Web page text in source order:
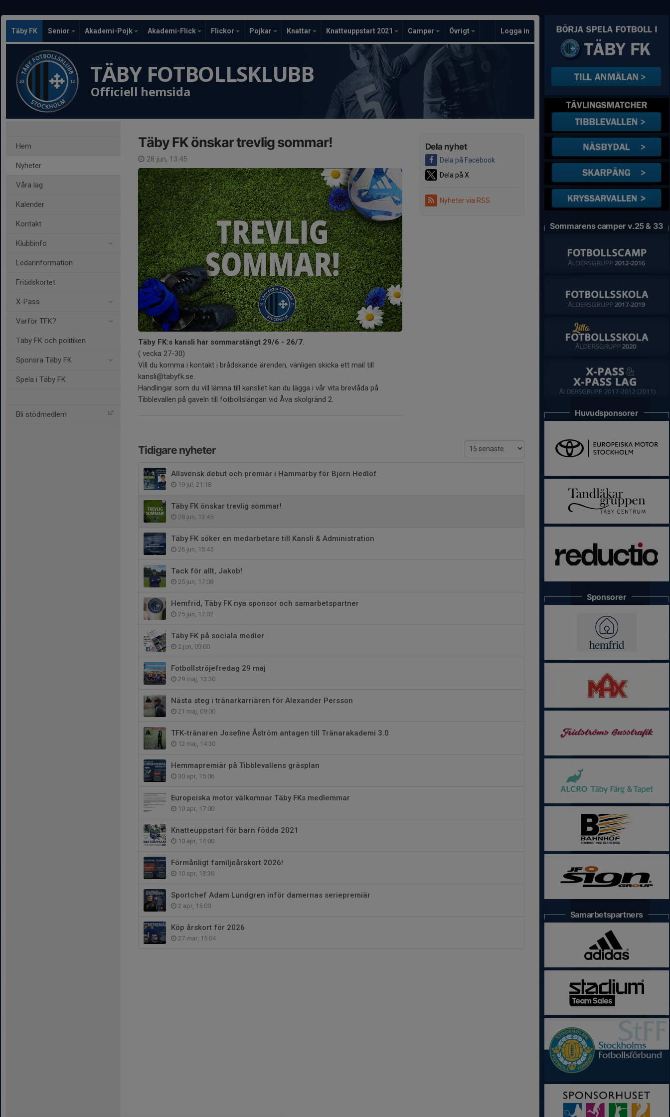
Täby FK Senior Akademi-Pojk Akademi-Flick Flickor Pojkar Knattar Knatteuppstart 2021 Camper Övrigt Logga in
TÄBY FOTBOLLSKLUBB
Officiell hemsida
Hem
Nyheter
Våra lag
Kalender
Kontakt
Klubbinfo
Ledarinformation
Fritidskortet
X-Pass
Varför TFK?
Täby FK och politiken
Sponsra Täby FK
Spela i Täby FK
Bli stödmedlem
Dela nyhet
Dela på Facebook
Dela på X
Nyheter via RSS
Täby FK önskar trevlig sommar!
28 jun, 13:45
Täby FK:s kansli har sommarstängt 29/6 - 26/7.
( vecka 27-30)
Vill du komma i kontakt i brådskande ärenden, vänligen skicka ett mail till
kansli@tabyfk.se.
Handlingar som du vill lämna till kansliet kan du lägga i vår vita brevlåda på
Tibblevallen på gaveln till fotbollslängan vid Åva skolgränd 2.
Tidigare nyheter
Allsvensk debut och premiär i Hammarby för Björn Hedlöf
19 jul, 21:18
Täby FK önskar trevlig sommar!
28 jun, 13:45
Täby FK söker en medarbetare till Kansli & Administration
26 jun, 15:45
Tack för allt, Jakob!
25 jun, 17:08
Hemfrid, Täby FK nya sponsor och samarbetspartner
25 jun, 17:02
Täby FK på sociala medier
2 jun, 09:00
Fotbollströjefredag 29 maj
29 maj, 13:30
Nästa steg i tränarkarriären för Alexander Persson
21 maj, 09:00
TFK-tränaren Josefine Åström antagen till Tränarakademi 3.0
12 maj, 14:30
Hemmapremiär på Tibblevallens gräsplan
30 apr, 15:06
Europeiska motor välkomnar Täby FKs medlemmar
10 apr, 17:00
Knatteuppstart för barn födda 2021
10 apr, 14:00
Förmånligt familjeårskort 2026!
10 apr, 13:30
Sportchef Adam Lundgren inför damernas seriepremiär
2 apr, 15:00
Köp årskort för 2026
27 mar, 15:04
Sommarens camper v.25 & 33
Huvudsponsorer
Sponsorer
Samarbetspartners